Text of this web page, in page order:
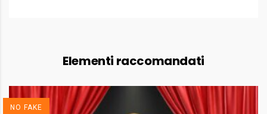
Elementi raccomandati
NO FAKE